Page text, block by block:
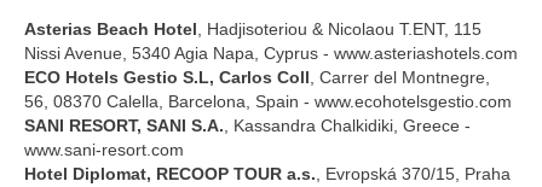
Asterias Beach Hotel , Hadjisoteriou & Nicolaou T.ENT, 115
Nissi Avenue, 5340 Agia Napa, Cyprus - www.asteriashotels.com
ECO Hotels Gestio S.L, Carlos Coll , Carrer del Montnegre,
56, 08370 Calella, Barcelona, Spain - www.ecohotelsgestio.com
SANI RESORT, SANI S.A. , Kassandra Chalkidiki, Greece -
www.sani-resort.com
Hotel Diplomat, RECOOP TOUR a.s. , Evropská 370/15, Praha